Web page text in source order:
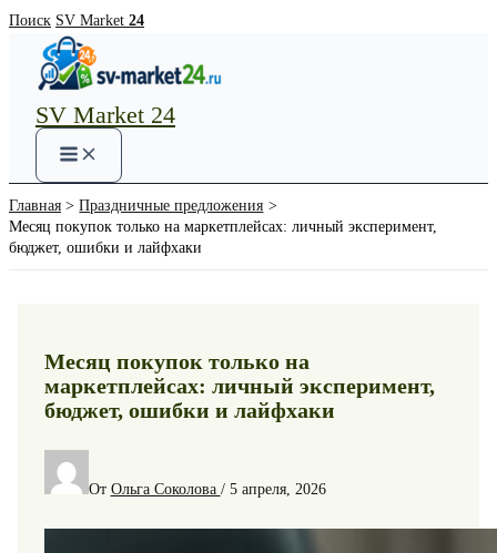
Перейти
содержимому
Поиск SV Market 24
SV Market 24
Main
Menu
Главная
Праздничные предложения
Месяц покупок только на маркетплейсах: личный эксперимент,
бюджет, ошибки и лайфхаки
Месяц покупок только на
маркетплейсах: личный эксперимент,
бюджет, ошибки и лайфхаки
От Ольга Соколова / 5 апреля, 2026